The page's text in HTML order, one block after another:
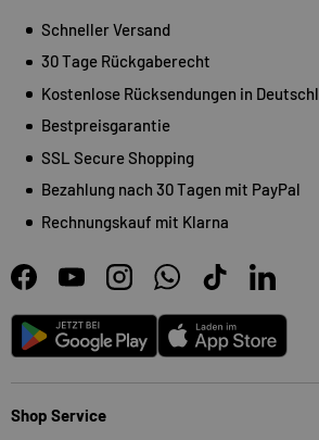
Schneller Versand
30 Tage Rückgaberecht
Kostenlose Rücksendungen in
Bestpreisgarantie
SSL Secure Shopping
Bezahlung nach 30 Tagen mit PayPal
Rechnungskauf mit Klarna
FacebookYouTubeInstagramWhatsAppTikTokLinkedIn
Android App Store
Shop Service